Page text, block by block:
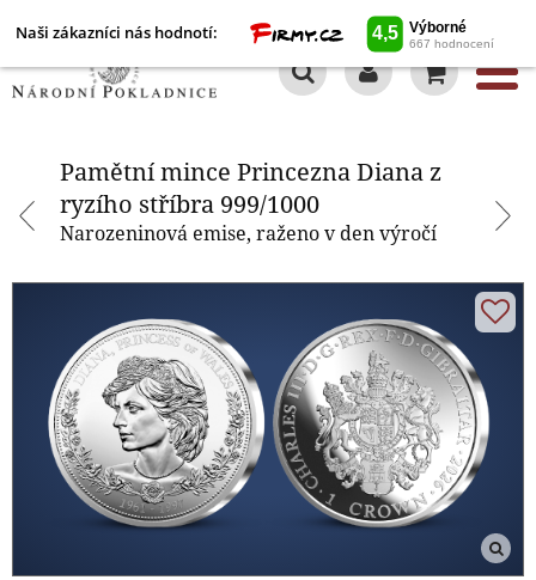
Naši zákazníci nás hodnotí:
Pamětní mince Princezna Diana z
ryzího stříbra 999/1000
Narozeninová emise, raženo v den výročí
Pamětní mince Princezna Diana z